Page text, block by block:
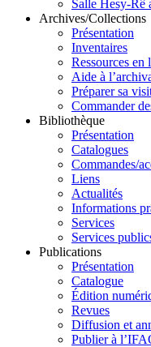
Salle Hesy-Rê
Archives/Collections
Présentation
Inventaires
Ressources en
Aide à
Préparer sa
Commander
Bibliothèque
Présentation
Catalogues
Commandes/
Liens
Actualités
Informations
Services
Services
Publications
Présentation
Catalogue
Édition
Revues
Diffusion et
Publier à